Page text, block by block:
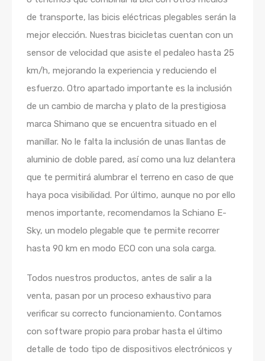
de transporte, las bicis eléctricas plegables serán la
mejor elección. Nuestras bicicletas cuentan con un
sensor de velocidad que asiste el pedaleo hasta 25
km/h, mejorando la experiencia y reduciendo el
esfuerzo. Otro apartado importante es la inclusión
de un cambio de marcha y plato de la prestigiosa
marca Shimano que se encuentra situado en el
manillar. No le falta la inclusión de unas llantas de
aluminio de doble pared, así como una luz delantera
que te permitirá alumbrar el terreno en caso de que
haya poca visibilidad. Por último, aunque no por ello
menos importante, recomendamos la Schiano E-
Sky, un modelo plegable que te permite recorrer
hasta 90 km en modo ECO con una sola carga.
Todos nuestros productos, antes de salir a la
venta, pasan por un proceso exhaustivo para
verificar su correcto funcionamiento. Contamos
con software propio para probar hasta el último
detalle de todo tipo de dispositivos electrónicos y